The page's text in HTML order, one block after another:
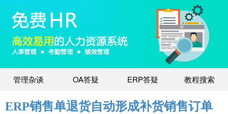
管理杂谈 OA答疑 ERP答疑 教程搜索
ERP销售单退货自动形成补货销售订单